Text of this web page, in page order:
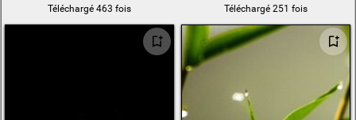
Téléchargé 463 fois Téléchargé 251 fois